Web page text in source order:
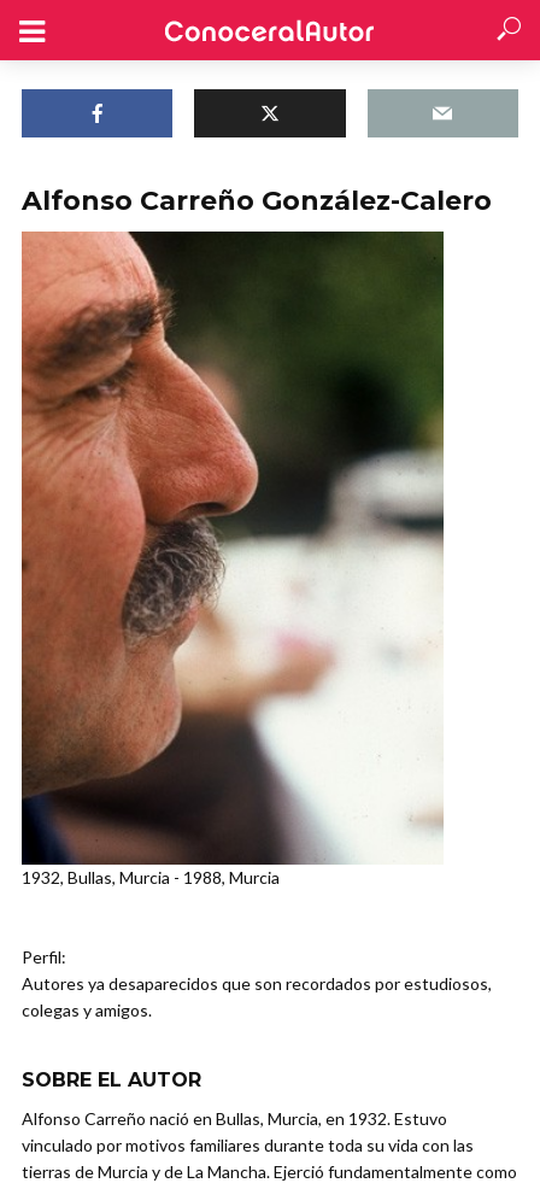
Alfonso Carreño González-Calero
1932, Bullas, Murcia - 1988, Murcia
Perfil:
Autores ya desaparecidos que son recordados por estudiosos,
colegas y amigos.
SOBRE EL AUTOR
Alfonso Carreño nació en Bullas, Murcia, en 1932. Estuvo
vinculado por motivos familiares durante toda su vida con las
tierras de Murcia y de La Mancha. Ejerció fundamentalmente como